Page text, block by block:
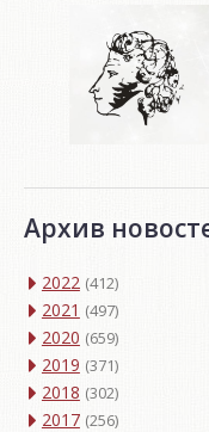
Архив
2022 (412)
2021 (497)
2020 (659)
2019 (371)
2018 (302)
2017 (256)